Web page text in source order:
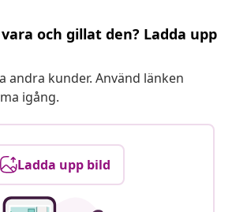
och gillat den? Ladda upp
andra kunder. Använd länken
igång.
Ladda upp bild